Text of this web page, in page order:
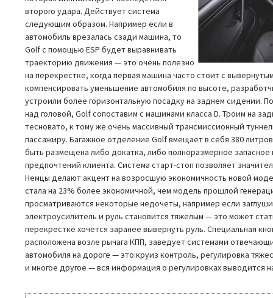
второго удара. Действует система
следующим образом. Например если в
автомобиль врезалась сзади машина, то
Golf с помощью ESP будет выравнивать
траекторию движения — это очень полезно
на перекрестке, когда первая машина часто стоит с
компенсировать уменьшение автомобиля по высоте,
устроили более горизонтальную посадку на заднем сидении.
над головой, Golf сопоставим с машинами класса D. Троим на
тесновато, к тому же очень массивный трансмиссионный
пассажиру. Багажное отделение Golf вмещает в себя 380
быть размещена либо докатка, либо полноразмерное
предпочтений клиента. Система старт-стоп позволяет
Немцы делают акцент на возросшую экономичность новой
стала на 23% более экономичной, чем модель прошлой
просматриваются некоторые недочеты, например если
электроусилитель и руль становится тяжелым — это может
перекрестке хочется заранее вывернуть руль. Специальная
расположена возле рычага КПП, заведует системами
автомобиля на дороге — это:круиз контроль, регулировка
и многое другое — вся информация о регулировках выводится